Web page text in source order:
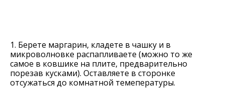
1. Берете маргарин, кладете в чашку и в
микроволновке распапливаете (можно то же
самое в ковшике на плите, предварительно
порезав кусками). Оставляете в сторонке
отсужаться до комнатной темепературы.